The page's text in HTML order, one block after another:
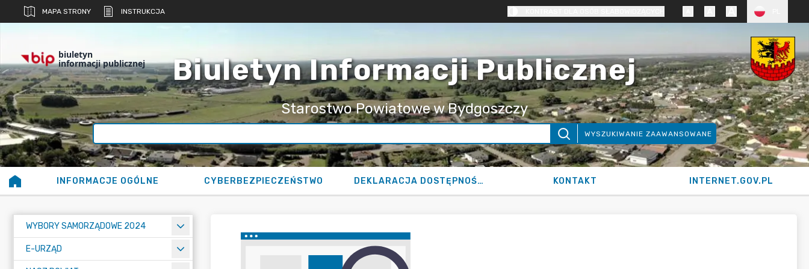
MAPA STRONY INSTRUKCJA
biuletyn
informacji publicznej Biuletyn Informacji Publicznej
Starostwo Powiatowe w Bydgoszczy
WYSZUKIWANIE ZAAWANSOWANE
INFORMACJE OGÓLNE CYBERBEZPIECZEŃSTWO DEKLARACJA DOSTĘPNOŚCI KONTAKT INTERNET.GOV.PL
WYBORY SAMORZĄDOWE 2024
E-URZĄD